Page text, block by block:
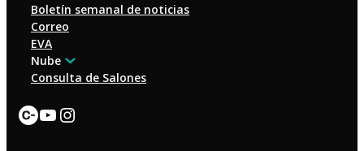
Boletín semanal de noticias
Correo
EVA
Nube
Consulta de Salones
Enlace
YouTube
Instagram